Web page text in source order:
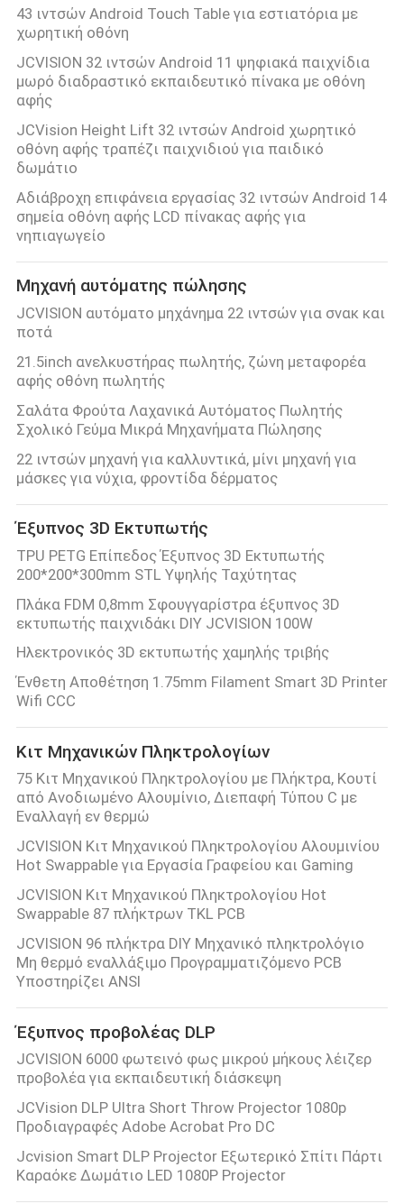
43 ιντσών Android Touch Table για εστιατόρια με
χωρητική οθόνη
JCVISION 32 ιντσών Android 11 ψηφιακά παιχνίδια
μωρό διαδραστικό εκπαιδευτικό πίνακα με οθόνη
αφής
JCVision Height Lift 32 ιντσών Android χωρητικό
οθόνη αφής τραπέζι παιχνιδιού για παιδικό
δωμάτιο
Αδιάβροχη επιφάνεια εργασίας 32 ιντσών Android 14
σημεία οθόνη αφής LCD πίνακας αφής για
νηπιαγωγείο
Μηχανή αυτόματης πώλησης
JCVISION αυτόματο μηχάνημα 22 ιντσών για σνακ και
ποτά
21.5inch ανελκυστήρας πωλητής, ζώνη μεταφορέα
αφής οθόνη πωλητής
Σαλάτα Φρούτα Λαχανικά Αυτόματος Πωλητής
Σχολικό Γεύμα Μικρά Μηχανήματα Πώλησης
22 ιντσών μηχανή για καλλυντικά, μίνι μηχανή για
μάσκες για νύχια, φροντίδα δέρματος
Έξυπνος 3D Εκτυπωτής
TPU PETG Επίπεδος Έξυπνος 3D Εκτυπωτής
200*200*300mm STL Υψηλής Ταχύτητας
Πλάκα FDM 0,8mm Σφουγγαρίστρα έξυπνος 3D
εκτυπωτής παιχνιδάκι DIY JCVISION 100W
Ηλεκτρονικός 3D εκτυπωτής χαμηλής τριβής
Ένθετη Αποθέτηση 1.75mm Filament Smart 3D Printer
Wifi CCC
Κιτ Μηχανικών Πληκτρολογίων
75 Κιτ Μηχανικού Πληκτρολογίου με Πλήκτρα, Κουτί
από Ανοδιωμένο Αλουμίνιο, Διεπαφή Τύπου C με
Εναλλαγή εν θερμώ
JCVISION Κιτ Μηχανικού Πληκτρολογίου Αλουμινίου
Hot Swappable για Εργασία Γραφείου και Gaming
JCVISION Κιτ Μηχανικού Πληκτρολογίου Hot
Swappable 87 πλήκτρων TKL PCB
JCVISION 96 πλήκτρα DIY Μηχανικό πληκτρολόγιο
Μη θερμό εναλλάξιμο Προγραμματιζόμενο PCB
Υποστηρίζει ANSI
Έξυπνος προβολέας DLP
JCVISION 6000 φωτεινό φως μικρού μήκους λέιζερ
προβολέα για εκπαιδευτική διάσκεψη
JCVision DLP Ultra Short Throw Projector 1080p
Προδιαγραφές Adobe Acrobat Pro DC
Jcvision Smart DLP Projector Εξωτερικό Σπίτι Πάρτι
Καραόκε Δωμάτιο LED 1080P Projector